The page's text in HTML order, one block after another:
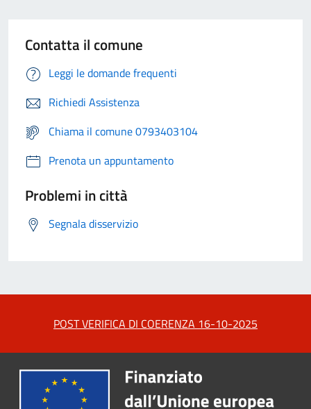
Contatta il comune
Leggi le domande frequenti
Richiedi Assistenza
Chiama il comune 0793403104
Prenota un appuntamento
Problemi in città
Segnala disservizio
POST VERIFICA DI COERENZA 16-10-2025